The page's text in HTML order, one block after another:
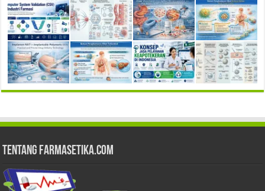
Tentang Farmasetika.com